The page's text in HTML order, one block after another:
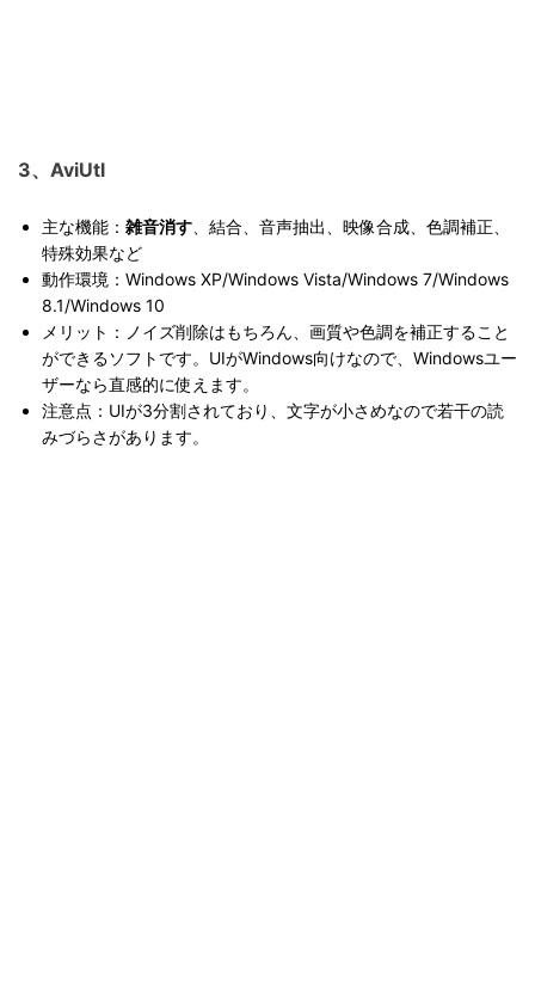
3、AviUtl
主な機能： 雑音消す 、結合、音声抽出、映像合成、色調補正、
特殊効果など
動作環境：Windows XP/Windows Vista/Windows 7/Windows
8.1/Windows 10
メリット：ノイズ削除はもちろん、画質や色調を補正すること
ができるソフトです。UIがWindows向けなので、Windowsユー
ザーなら直感的に使えます。
注意点：UIが3分割されており、文字が小さめなので若干の読
みづらさがあります。